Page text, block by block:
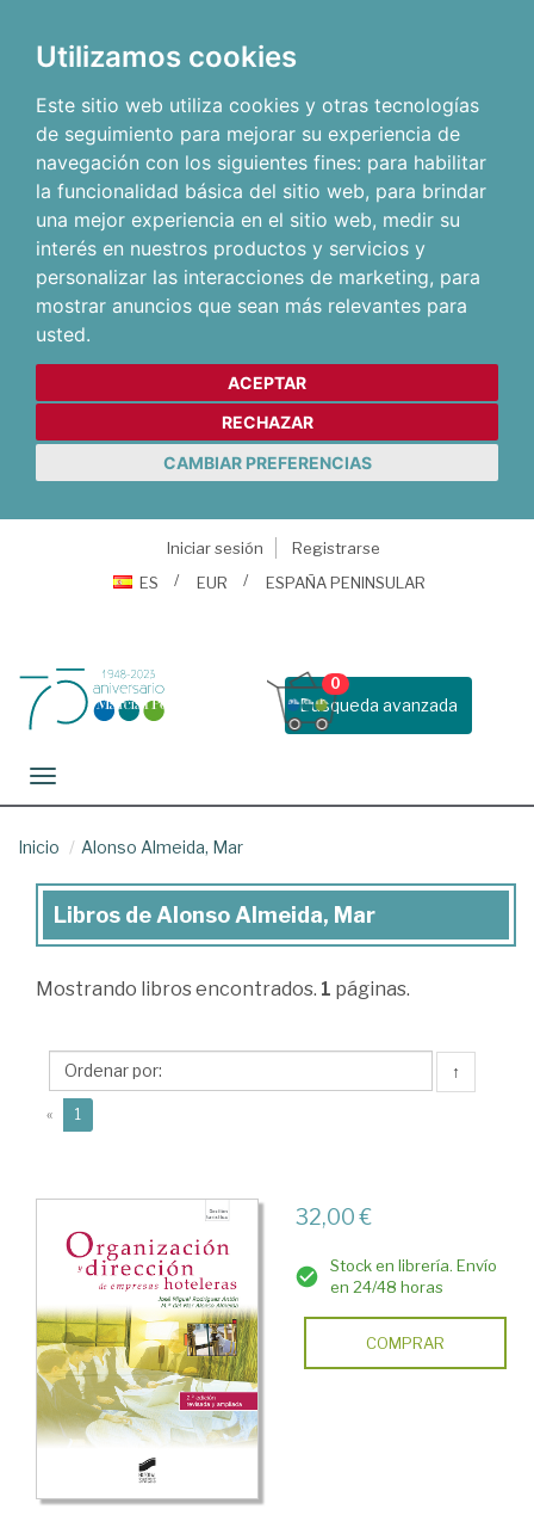
Utilizamos cookies
Este sitio web utiliza cookies y otras tecnologías
de seguimiento para mejorar su experiencia de
navegación con los siguientes fines: para habilitar
la funcionalidad básica del sitio web, para brindar
una mejor experiencia en el sitio web, medir su
interés en nuestros productos y servicios y
personalizar las interacciones de marketing, para
mostrar anuncios que sean más relevantes para
usted.
ACEPTAR
RECHAZAR
CAMBIAR PREFERENCIAS
Iniciar sesión
Registrarse
ES
EUR ESPAÑA PENINSULAR
Busqueda avanzada
0
Toggle navigation
Inicio Alonso Almeida, Mar
Libros
Alonso
Mar
Libros de Alonso Almeida, Mar
Mostrando libros encontrados. 1 páginas.
↑
« 1
32,00 €
Stock en librería. Envío
en 24/48 horas
COMPRAR